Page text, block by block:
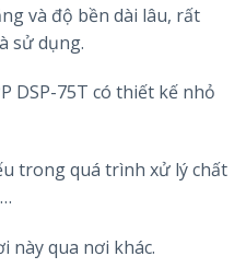
và độ bền dài lâu, rất
sử dụng.
DSP-75T có thiết kế nhỏ
trong quá trình xử lý chất
này qua nơi khác.